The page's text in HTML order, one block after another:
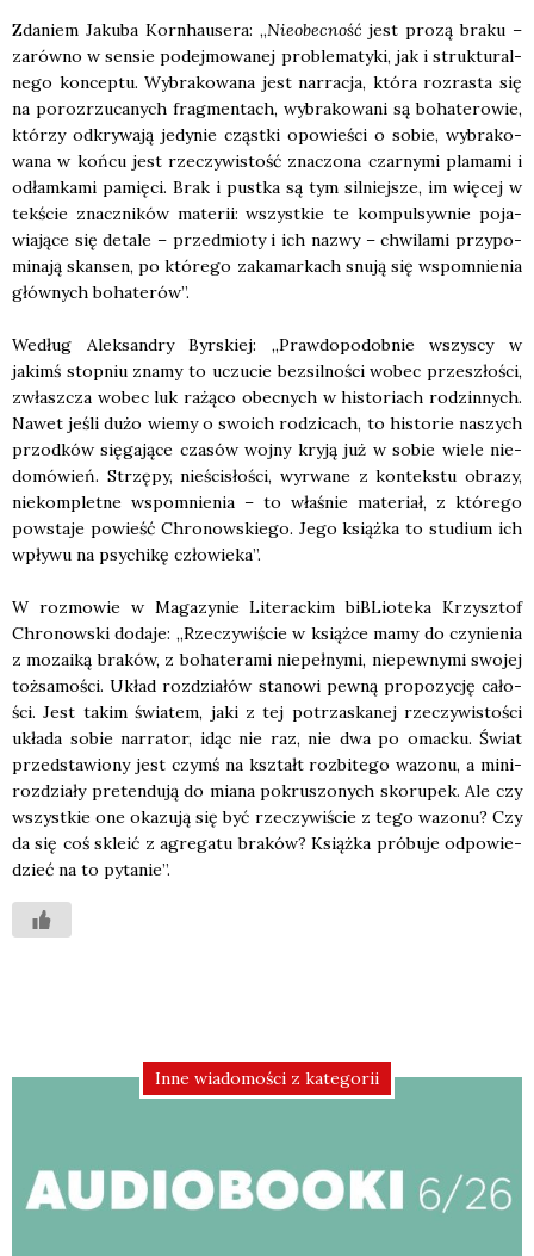
Zda­niem Jaku­ba Korn­hau­se­ra: „Nie­obec­ność jest pro­zą bra­ku –
zarów­no w sen­sie podej­mo­wa­nej pro­ble­ma­ty­ki, jak i struk­tu­ral­
ne­go kon­cep­tu. Wybra­ko­wa­na jest nar­ra­cja, któ­ra roz­ra­sta się
na poroz­rzu­ca­nych frag­men­tach, wybra­ko­wa­ni są boha­te­ro­wie,
któ­rzy odkry­wa­ją jedy­nie cząst­ki opo­wie­ści o sobie, wybra­ko­
wa­na w koń­cu jest rze­czy­wi­stość zna­czo­na czar­ny­mi pla­ma­mi i
odłam­ka­mi pamię­ci. Brak i pust­ka są tym sil­niej­sze, im wię­cej w
tek­ście znacz­ni­ków mate­rii: wszyst­kie te kom­pul­syw­nie poja­
wia­ją­ce się deta­le – przed­mio­ty i ich nazwy – chwi­la­mi przy­po­
mi­na­ją skan­sen, po któ­re­go zaka­mar­kach snu­ją się wspo­mnie­nia
głów­nych boha­te­rów”.
Według Alek­san­dry Byr­skiej: „Praw­do­po­dob­nie wszy­scy w
jakimś stop­niu zna­my to uczu­cie bez­sil­no­ści wobec prze­szło­ści,
zwłasz­cza wobec luk rażą­co obec­nych w histo­riach rodzin­nych.
Nawet jeśli dużo wie­my o swo­ich rodzi­cach, to histo­rie naszych
przod­ków się­ga­ją­ce cza­sów woj­ny kry­ją już w sobie wie­le nie­
do­mó­wień. Strzę­py, nie­ści­sło­ści, wyrwa­ne z kon­tek­stu obra­zy,
nie­kom­plet­ne wspo­mnie­nia – to wła­śnie mate­riał, z któ­re­go
powsta­je powieść Chro­now­skie­go. Jego książ­ka to stu­dium ich
wpły­wu na psy­chi­kę czło­wie­ka”.
W roz­mo­wie w Maga­zy­nie Lite­rac­kim biBLio­te­ka Krzysz­tof
Chro­now­ski doda­je: „Rze­czy­wi­ście w książ­ce mamy do czy­nie­nia
z mozai­ką bra­ków, z boha­te­ra­mi nie­peł­ny­mi, nie­pew­ny­mi swo­jej
toż­sa­mo­ści. Układ roz­dzia­łów sta­no­wi pew­ną pro­po­zy­cję cało­
ści. Jest takim świa­tem, jaki z tej potrza­ska­nej rze­czy­wi­sto­ści
ukła­da sobie nar­ra­tor, idąc nie raz, nie dwa po omac­ku. Świat
przed­sta­wio­ny jest czymś na kształt roz­bi­te­go wazo­nu, a mini­
roz­dzia­ły pre­ten­du­ją do mia­na pokru­szo­nych sko­ru­pek. Ale czy
wszyst­kie one oka­zu­ją się być rze­czy­wi­ście z tego wazo­nu? Czy
da się coś skle­ić z agre­ga­tu bra­ków? Książ­ka pró­bu­je odpo­wie­
dzieć na to pyta­nie”.
Inne wiadomości z kategorii